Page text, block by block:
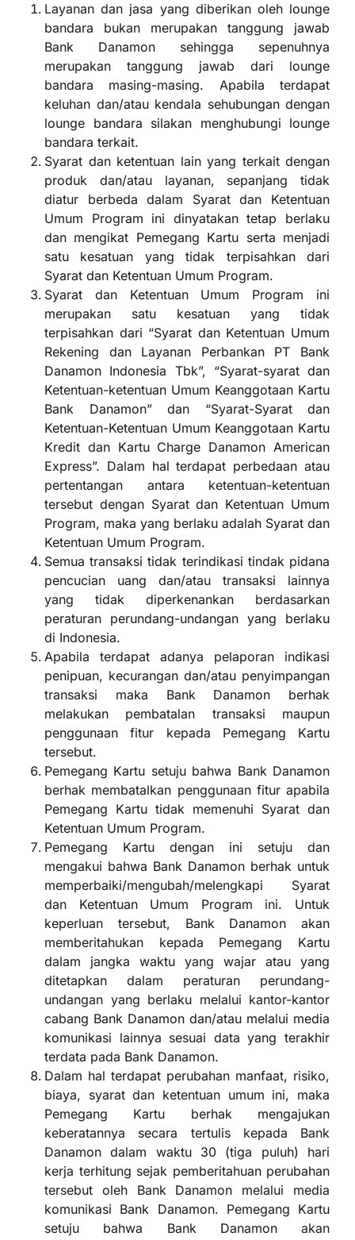
Layanan dan jasa yang diberikan oleh lounge
bandara bukan merupakan tanggung jawab
Bank Danamon sehingga sepenuhnya
merupakan tanggung jawab dari lounge
bandara masing-masing. Apabila terdapat
keluhan dan/atau kendala sehubungan dengan
lounge bandara silakan menghubungi lounge
bandara terkait.
Syarat dan ketentuan lain yang terkait dengan
produk dan/atau layanan, sepanjang tidak
diatur berbeda dalam Syarat dan Ketentuan
Umum Program ini dinyatakan tetap berlaku
dan mengikat Pemegang Kartu serta menjadi
satu kesatuan yang tidak terpisahkan dari
Syarat dan Ketentuan Umum Program.
Syarat dan Ketentuan Umum Program ini
merupakan satu kesatuan yang tidak
terpisahkan dari “Syarat dan Ketentuan Umum
Rekening dan Layanan Perbankan PT Bank
Danamon Indonesia Tbk”, “Syarat-syarat dan
Ketentuan-ketentuan Umum Keanggotaan Kartu
Bank Danamon” dan “Syarat-Syarat dan
Ketentuan-Ketentuan Umum Keanggotaan Kartu
Kredit dan Kartu Charge Danamon American
Express”. Dalam hal terdapat perbedaan atau
pertentangan antara ketentuan-ketentuan
tersebut dengan Syarat dan Ketentuan Umum
Program, maka yang berlaku adalah Syarat dan
Ketentuan Umum Program.
Semua transaksi tidak terindikasi tindak pidana
pencucian uang dan/atau transaksi lainnya
yang tidak diperkenankan berdasarkan
peraturan perundang-undangan yang berlaku
di Indonesia.
Apabila terdapat adanya pelaporan indikasi
penipuan, kecurangan dan/atau penyimpangan
transaksi maka Bank Danamon berhak
melakukan pembatalan transaksi maupun
penggunaan fitur kepada Pemegang Kartu
tersebut.
Pemegang Kartu setuju bahwa Bank Danamon
berhak membatalkan penggunaan fitur apabila
Pemegang Kartu tidak memenuhi Syarat dan
Ketentuan Umum Program.
Pemegang Kartu dengan ini setuju dan
mengakui bahwa Bank Danamon berhak untuk
memperbaiki/mengubah/melengkapi Syarat
dan Ketentuan Umum Program ini. Untuk
keperluan tersebut, Bank Danamon akan
memberitahukan kepada Pemegang Kartu
dalam jangka waktu yang wajar atau yang
ditetapkan dalam peraturan perundang-
undangan yang berlaku melalui kantor-kantor
cabang Bank Danamon dan/atau melalui media
komunikasi lainnya sesuai data yang terakhir
terdata pada Bank Danamon.
Dalam hal terdapat perubahan manfaat, risiko,
biaya, syarat dan ketentuan umum ini, maka
Pemegang Kartu berhak mengajukan
keberatannya secara tertulis kepada Bank
Danamon dalam waktu 30 (tiga puluh) hari
kerja terhitung sejak pemberitahuan perubahan
tersebut oleh Bank Danamon melalui media
komunikasi Bank Danamon. Pemegang Kartu
setuju bahwa Bank Danamon akan